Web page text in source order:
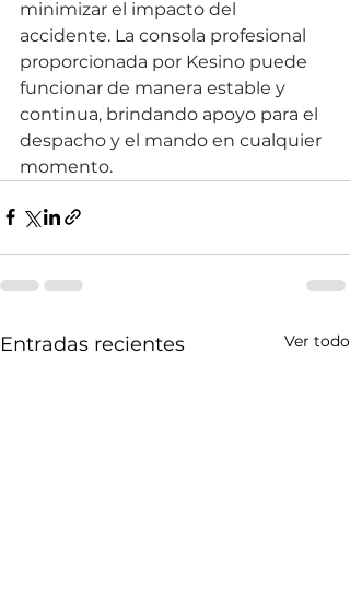
minimizar el impacto del
accidente. La consola profesional
proporcionada por Kesino puede
funcionar de manera estable y
continua, brindando apoyo para el
despacho y el mando en cualquier
momento.
Entradas recientes Ver todo